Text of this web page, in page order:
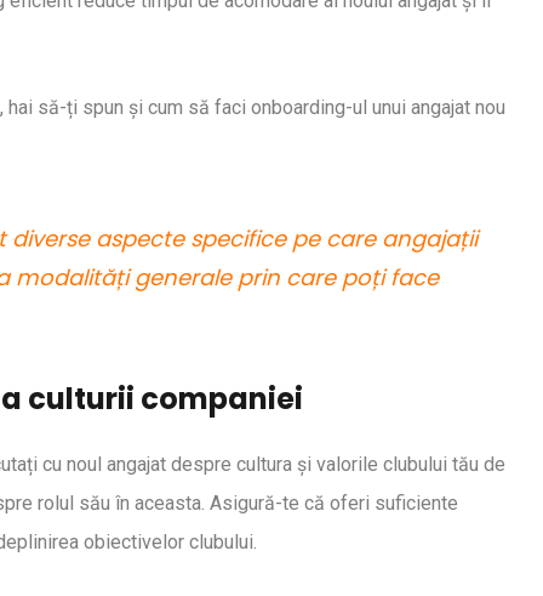
să-ți spun și cum să faci onboarding-ul unui angajat nou
diverse aspecte specifice pe care angajații
modalități generale prin care poți face
culturii companiei
cu noul angajat despre cultura și valorile clubului tău de
rolul său în aceasta. Asigură-te că oferi suficiente
obiectivelor clubului.